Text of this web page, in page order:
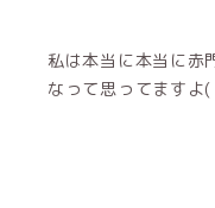
私は本当に本当に赤
なって思ってますよ(